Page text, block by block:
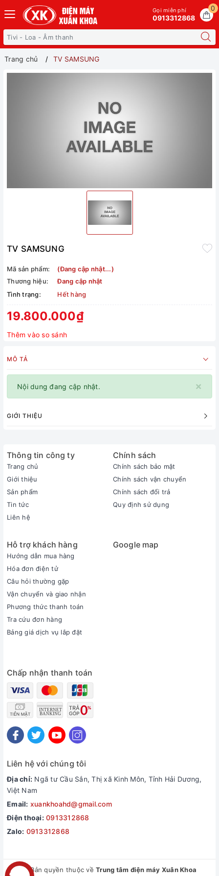
0
Gọi miễn phí
0913312868
Trang chủ TV SAMSUNG
TV SAMSUNG
Mã sản phẩm:
(Đang cập nhật...)
Thương hiệu:
Đang cập nhật
Tình trạng:
Hết hàng
19.800.000₫
Thêm vào so sánh
MÔ TẢ
×
Nội dung đang cập nhật.
GIỚI THIỆU
Thông tin công ty
Trang chủ
Giới thiệu
Sản phẩm
Tin tức
Liên hệ
Chính sách
Chính sách bảo mật
Chính sách vận chuyển
Chính sách đổi trả
Quy định sử dụng
Hỗ trợ khách hàng
Hướng dẫn mua hàng
Hóa đơn điện tử
Câu hỏi thường gặp
Vận chuyển và giao nhận
Phương thức thanh toán
Tra cứu đơn hàng
Bảng giá dịch vụ lắp đặt
Google map
Chấp nhận thanh toán
Liên hệ với chúng tôi
Địa chỉ: Ngã tư Cầu Sắn, Thị xã Kinh Môn, Tỉnh Hải Dương,
Việt Nam
Email: xuankhoahd@gmail.com
Điện thoại: 0913312868
Zalo: 0913312868
© Bản quyền thuộc vềTrung tâm điện máy Xuân Khoa